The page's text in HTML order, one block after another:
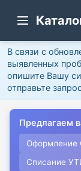
В связи с
выявленных
опишите Вашу
отправьте
Предлагаем
Оформление
Списание